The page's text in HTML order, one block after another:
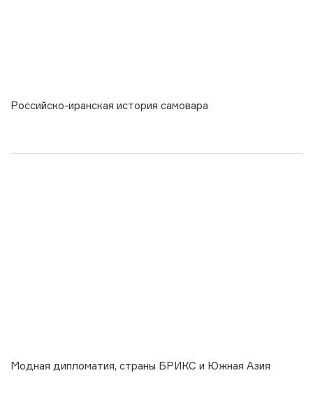
Российско-иранская история самовара
Модная дипломатия, страны БРИКС и Южная Азия